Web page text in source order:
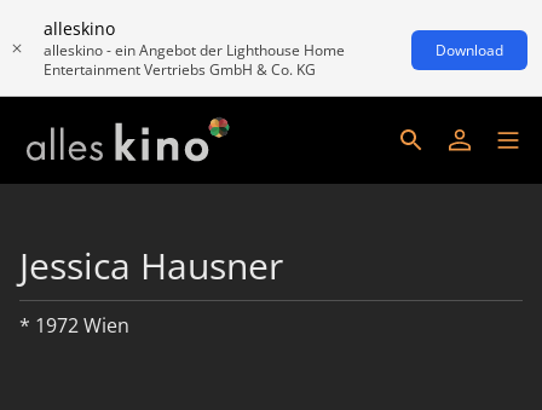
alleskino
alleskino - ein Angebot der Lighthouse Home
Entertainment Vertriebs GmbH & Co. KG
Download
Jessica Hausner
* 1972 Wien